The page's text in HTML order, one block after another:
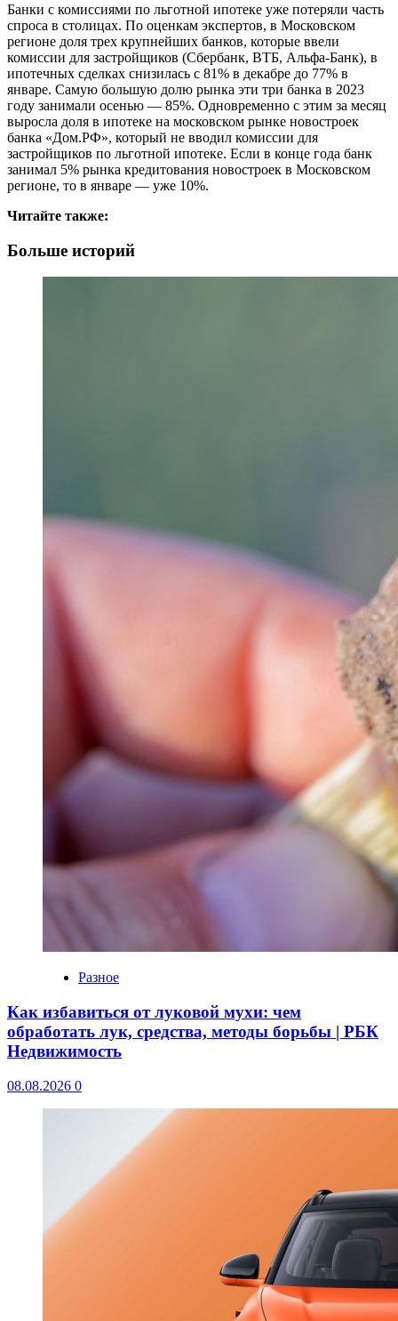
Банки с комиссиями по льготной ипотеке уже потеряли часть
спроса в столицах. По оценкам экспертов, в Московском
регионе доля трех крупнейших банков, которые ввели
комиссии для застройщиков (Сбербанк, ВТБ, Альфа-Банк), в
ипотечных сделках снизилась с 81% в декабре до 77% в
январе. Самую большую долю рынка эти три банка в 2023
году занимали осенью — 85%. Одновременно с этим за месяц
выросла доля в ипотеке на московском рынке новостроек
банка «Дом.РФ», который не вводил комиссии для
застройщиков по льготной ипотеке. Если в конце года банк
занимал 5% рынка кредитования новостроек в Московском
регионе, то в январе — уже 10%.
Читайте также:
Больше историй
Разное
Как избавиться от луковой мухи: чем
обработать лук, средства, методы борьбы | РБК
Недвижимость
08.08.2026 0